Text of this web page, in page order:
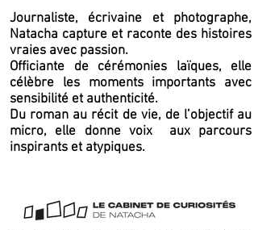
Journaliste, écrivaine et photographe,
Natacha capture et raconte des histoires
vraies avec passion.
Officiante de cérémonies laïques, elle
célèbre les moments importants avec
sensibilité et authenticité.
Du roman au récit de vie, de l’objectif au
micro, elle donne voix aux parcours
inspirants et atypiques.